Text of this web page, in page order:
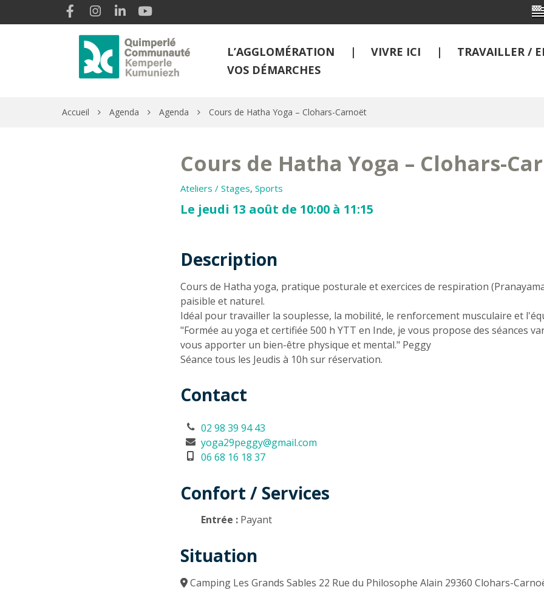
Gestion des traceurs Lien vers le compte Facebook
Lien vers le compte Instagram
Lien vers le compte Linkedin
L’AGGLOMÉRATION VIVRE ICI
TRAVAILLER /
VOS DÉMARCHES
Accueil Agenda Agenda Cours de Hatha Yoga – Clohars-Carnoët
Cours de Hatha Yoga – Clohars-
Ateliers / Stages, Sports
Le jeudi 13 août de 10:00 à 11:15
Description
Description
Cours de Hatha yoga, pratique posturale et exercices de respiration
paisible et naturel.
Idéal pour travailler la souplesse, la mobilité, le renforcement musculaire et
"Formée au yoga et certifiée 500 h YTT en Inde, je vous propose des séances
vous apporter un bien-être physique et mental." Peggy
Séance tous les Jeudis à 10h sur réservation.
Contact
02 98 39 94 43
yoga29peggy@gmail.com
06 68 16 18 37
Confort / Services
Entrée : Payant
Situation
Camping Les Grands Sables 22 Rue du Philosophe Alain 29360 Clohars-